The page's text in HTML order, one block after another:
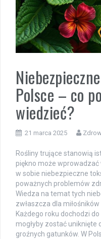
Polsce – co
wiedzieć?
21 marca 2025
Rośliny trujące stanowią
piękno może wprowadzać
w sobie niebezpieczne
poważnych problemów
Wiedza na temat tych
zwłaszcza dla
Każdego roku dochodzi
mogłyby zostać uniknięte
groźnych gatunków. W